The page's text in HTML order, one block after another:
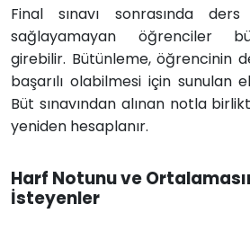
Final sınavı sonrasında ders
sağlayamayan öğrenciler
girebilir. Bütünleme, öğrencinin
başarılı olabilmesi için sunulan
Büt sınavından alınan notla
yeniden hesaplanır.
Harf Notunu ve
İsteyenler